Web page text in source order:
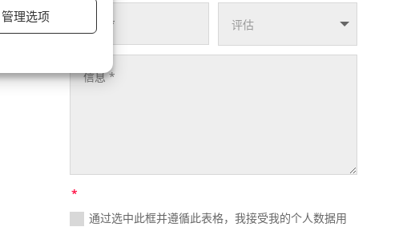
管理选项
通过选中此框并遵循此表格，我接受我的个人数据用